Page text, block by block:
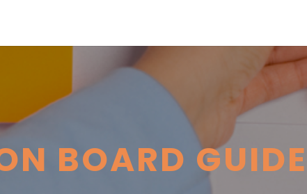
BOARD GUIDE